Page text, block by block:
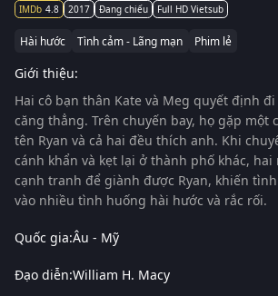
4.8 2017 Đang chiếu Full HD Vietsub
Hài hước Tình cảm - Lãng mạn Phim lẻ
Giới thiệu:
Hai cô bạn thân Kate và Meg quyết định
căng thẳng. Trên chuyến bay, họ gặp một
tên Ryan và cả hai đều thích anh. Khi
cánh khẩn và kẹt lại ở thành phố khác,
cạnh tranh để giành được Ryan, khiến
vào nhiều tình huống hài hước và rắc rối.
Quốc gia:Âu - Mỹ
Đạo diễn:William H. Macy